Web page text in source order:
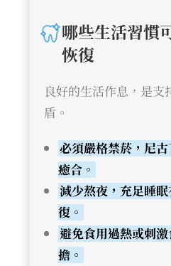
哪些生活習慣
恢復
良好的生活作息，是支
盾。
必須嚴格禁菸，尼
癒合。
減少熬夜，充足睡
復。
避免食用過熱或刺
擔。